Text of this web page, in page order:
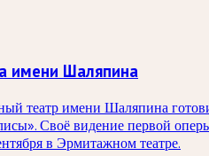
имени Шаляпина
театр имени Шаляпина
Своё видение первой
в Эрмитажном театре.